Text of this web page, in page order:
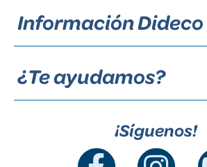
Información Dideco
¿Te ayudamos?
¡Síguenos!